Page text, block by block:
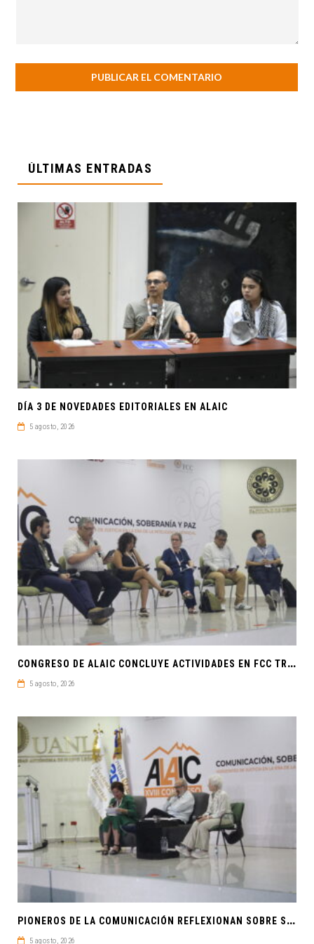
ÚLTIMAS ENTRADAS
DÍA 3 DE NOVEDADES EDITORIALES EN ALAIC
5 agosto, 2026
C
ONGRESO DE ALAIC CONCLUYE ACTIVIDADES EN FCC TRAS UNA SEMANA LLENA DE CONOCIMIENTO Y REFLEXIÓN
5 agosto, 2026
P
IONEROS DE LA COMUNICACIÓN REFLEXIONAN SOBRE SOBERANÍA CULTURAL Y JUSTICIA EN ALAIC 2026
5 agosto, 2026